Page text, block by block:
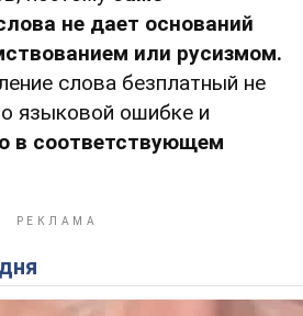
не дает оснований
или русизмом.
слова безплатный не
языковой ошибке и
в соответствующем